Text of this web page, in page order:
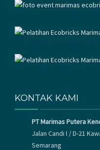
KONTAK KAMI
PT Marimas Putera
Jalan Candi I / D-21
Semarang